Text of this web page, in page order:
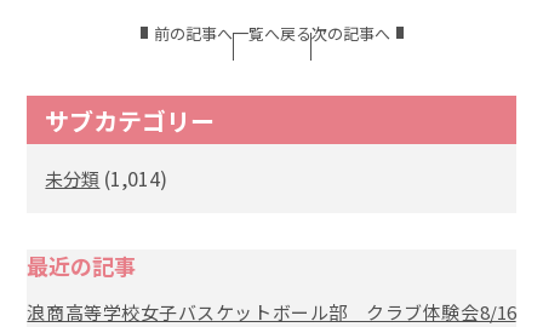
前の記事へ一覧へ戻る次の記事へ
サブカテゴリー
未分類 (1,014)
最近の記事
浪商高等学校女子バスケットボール部 クラブ体験会8/16